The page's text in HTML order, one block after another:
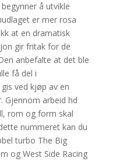
å utvikle
er mer rosa
at en dramatisk
gir fritak for de
anbefalte at det ble
få del i
ved kjøp av en
Gjennom arbeid hd
rom og form skal
nummeret kan du
turbo The Big
og West Side Racing